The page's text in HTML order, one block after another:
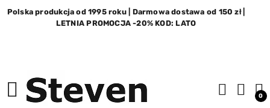
Polska produkcja od 1995 roku | Darmowa dostawa od 150 zł |
LETNIA PROMOCJA -20% KOD: LATO
0